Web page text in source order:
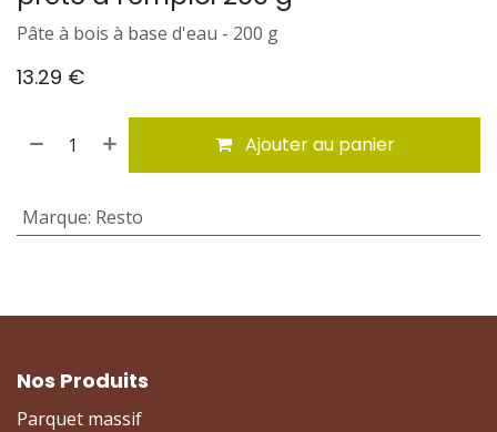
Pâte à bois à base d'eau - 200 g
13.29 €
Ajouter au panier
Marque: Resto
Nos Produits
Parquet massif